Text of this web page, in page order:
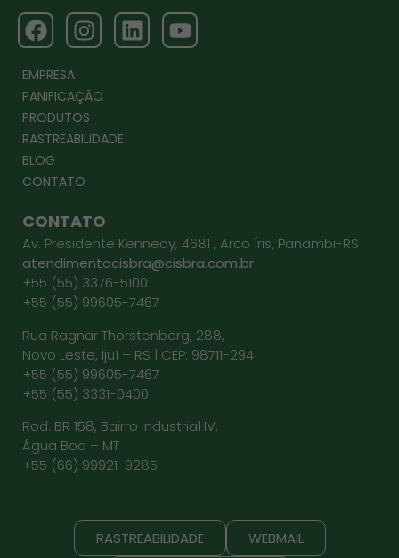
EMPRESA
PANIFICAÇÃO
PRODUTOS
RASTREABILIDADE
BLOG
CONTATO
CONTATO
Av. Presidente Kennedy, 4681 , Arco Íris, Panambi-RS
atendimentocisbra@cisbra.com.br
+55 (55) 3376-5100
+55 (55) 99605-7467
Rua Ragnar Thorstenberg, 288,
Novo Leste, Ijuí – RS | CEP: 98711-294
+55 (55) 99605-7467
+55 (55) 3331-0400
Rod. BR 158, Bairro Industrial IV,
Água Boa – MT
+55 (66) 99921-9285
RASTREABILIDADE WEBMAIL